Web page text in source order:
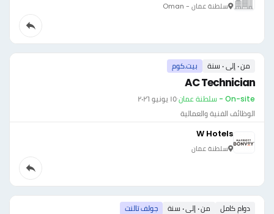
سلطنة عمان - Oman
من ٠ إلى ٠ سنة بيت.كوم
AC Technician
On-site - سلطنة عمان ·١٥ يونيو ٢٠٢٦
الوظائف الفنية والعمالية
W Hotels
سلطنة عمان
دوام كامل من ٠ إلى ٠ سنة جولف تالنت